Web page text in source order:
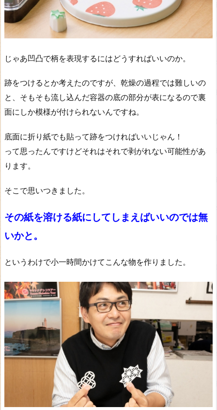
じゃあ凹凸で柄を表現するにはどうすればいいのか。
跡をつけるとか考えたのですが、乾燥の過程では難しいの
と、そもそも流し込んだ容器の底の部分が表になるので裏
面にしか模様が付けられないんですね。
底面に折り紙でも貼って跡をつければいいじゃん！
って思ったんですけどそれはそれで剥がれない可能性があ
ります。
そこで思いつきました。
その紙を溶ける紙にしてしまえばいいのでは無
いかと。
というわけで小一時間かけてこんな物を作りました。